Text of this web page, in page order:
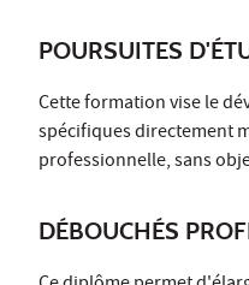
POURSUITES
Cette formation vise le
spécifiques directement
professionnelle, sans
DÉBOUCHÉS